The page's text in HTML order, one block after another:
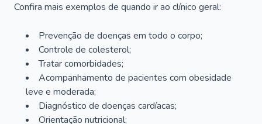
Confira mais exemplos de quando ir ao clínico geral:
Prevenção de doenças em todo o corpo;
Controle de colesterol;
Tratar comorbidades;
Acompanhamento de pacientes com obesidade
leve e moderada;
Diagnóstico de doenças cardíacas;
Orientação nutricional;